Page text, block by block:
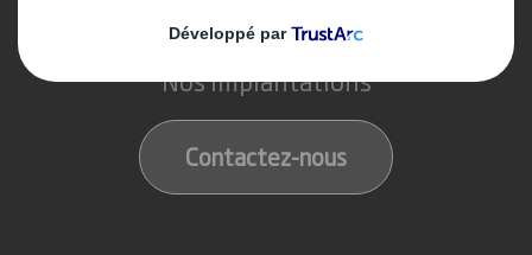
Contact
Nos implantations
Contactez-nous